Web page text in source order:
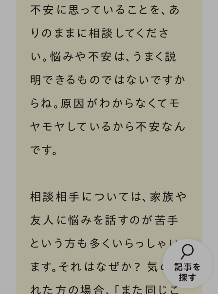
不安に思っていることを、あ
りのままに相談してくださ
い。悩みや不安は、うまく説
明できるものではないですか
らね。原因がわからなくてモ
ヤモヤしているから不安なん
です。
相談相手については、家族や
友人に悩みを話すのが苦手
という方も多くいらっしゃい
ます。それはなぜか？ 気の知
れた方の場合、「また同じこ